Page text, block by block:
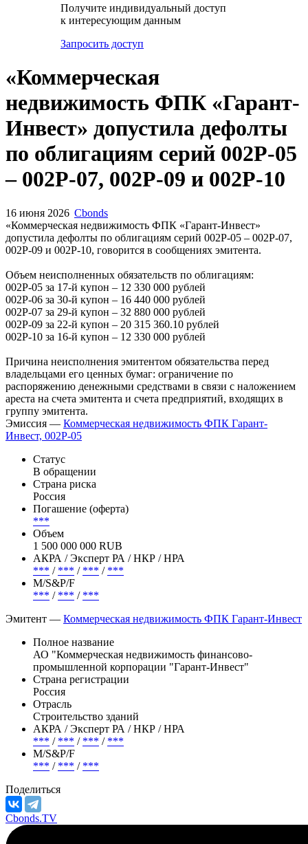
Получите индивидуальный доступ
к интересующим данным
Запросить доступ
«Коммерческая
недвижимость ФПК «Гарант-
Инвест» допустила дефолты
по облигациям серий 002Р-05
– 002Р-07, 002Р-09 и 002Р-10
16 июня 2026 Cbonds
«Коммерческая недвижимость ФПК «Гарант-Инвест»
допустила дефолты по облигациям серий 002Р-05 – 002Р-07,
002Р-09 и 002Р-10, говорится в сообщениях эмитента.
Объем неисполненных обязательств по облигациям:
002Р-05 за 17-й купон – 12 330 000 рублей
002Р-06 за 30-й купон – 16 440 000 рублей
002Р-07 за 29-й купон – 32 880 000 рублей
002Р-09 за 22-й купон – 20 315 360.10 рублей
002Р-10 за 16-й купон – 12 330 000 рублей
Причина неисполнения эмитентом обязательства перед
владельцами его ценных бумаг: ограничение по
распоряжению денежными средствами в связи с наложением
ареста на счета эмитента и счета предприятий, входящих в
группу эмитента.
Эмиссия — Коммерческая недвижимость ФПК Гарант-
Инвест, 002Р-05
Статус
В обращении
Страна риска
Россия
Погашение (оферта)
***
Объем
1 500 000 000 RUB
АКРА / Эксперт РА / НКР / НРА
*** / *** / *** / ***
М/S&P/F
*** / *** / ***
Эмитент — Коммерческая недвижимость ФПК Гарант-Инвест
Полное название
АО "Коммерческая недвижимость финансово-
промышленной корпорации "Гарант-Инвест"
Страна регистрации
Россия
Отрасль
Строительство зданий
АКРА / Эксперт РА / НКР / НРА
*** / *** / *** / ***
М/S&P/F
*** / *** / ***
Поделиться
Cbonds.TV